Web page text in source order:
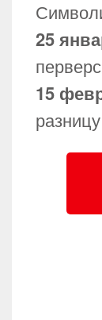
25
15